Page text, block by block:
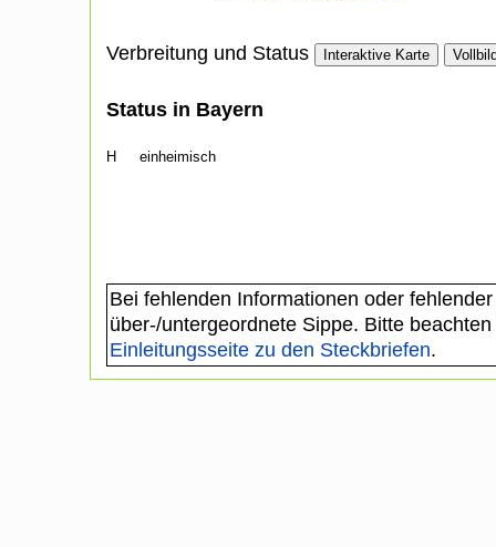
Verbreitung und Status Interaktive Karte
Status in Bayern
H einheimisch
Bei fehlenden Informationen oder
über-/untergeordnete Sippe. Bitte
Einleitungsseite zu den Steckbriefen.